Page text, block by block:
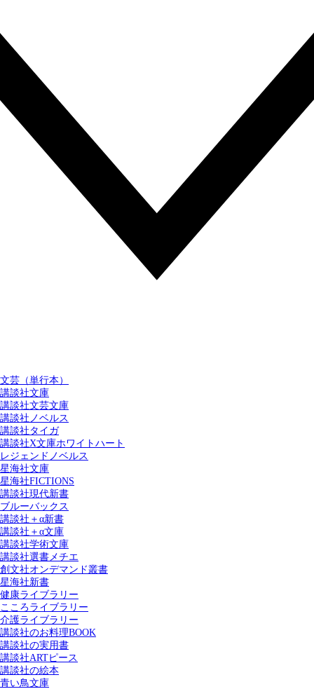
文芸（単行本）
講談社文庫
講談社文芸文庫
講談社ノベルス
講談社タイガ
講談社X文庫ホワイトハート
レジェンドノベルス
星海社文庫
星海社FICTIONS
講談社現代新書
ブルーバックス
講談社＋α新書
講談社＋α文庫
講談社学術文庫
講談社選書メチエ
創文社オンデマンド叢書
星海社新書
健康ライブラリー
こころライブラリー
介護ライブラリー
講談社のお料理BOOK
講談社の実用書
講談社ARTピース
講談社の絵本
青い鳥文庫